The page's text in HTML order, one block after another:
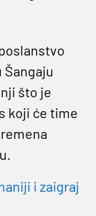
Šangaju
što je
koji će time
i zaigraj